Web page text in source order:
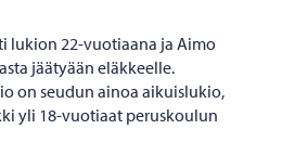
lukion 22-vuotiaana ja Aimo
jäätyään eläkkeelle.
on seudun ainoa aikuislukio,
yli 18-vuotiaat peruskoulun